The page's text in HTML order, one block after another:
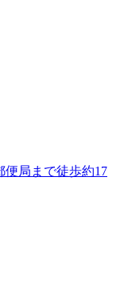
便局まで徒歩約17